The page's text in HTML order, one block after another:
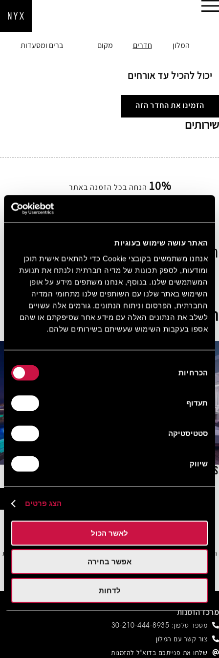
האתר עושה שימוש בעוגיות
אנחנו משתמשים בקובצי Cookie כדי להתאים אישית תוכן
ומודעות, לספק תכונות של מדיה חברתית ולנתח את תנועת
המשתמשים שלנו. בנוסף, אנחנו משתפים מידע על אופן
השימוש באתר שלנו עם השותפים שלנו מתחומי המדיה
החברתית, הפרסום וניתוח הנתונים. גורמים אלה עשויים
לשלב את הנתונים האלה עם מידע אחר שסיפקתם או שהם
אספו בעקבות השימוש שעשיתם בשירותים שלהם.
בחירת
הסכמה
הכרחיות
תעדוף
סטטיסטיקה
שיווק
הצג פרטים
לאשר הכול
אפשר בחירה
לדחות
המלון חדרים מקום ברים ומסעדות
יכול להכיל עד אורחים
הזמינו את החדר הזה
שירותים
10% הנחה בכל הזמנה באתר
הירשמו בחינם ובקלות קבלו 10% הנחה על כל הזמנה
הצטרפו עכשיו בחינם!
הצג חדרים נוספים
ראו את כל החדרים
הצעות מיוחדות
NYX ESPERIA PALACE ATHENS
הירשמו לניוזלטר שלנו וקבלו את כל המבצעים, ההנחות וההצעות המיוחדות שלנו ישירות
למייל
מרכז הזמנות
מספר טלפון: 30-210-444-8935
צור קשר עם המלון
שלחו את פנייתכם בדוא"ל להזמנות